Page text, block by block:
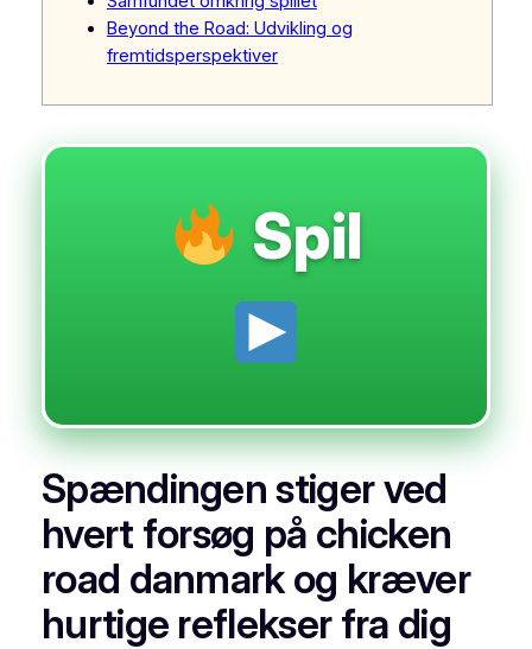
Beyond the Road: Udvikling og
fremtidsperspektiver
Spil
Spændingen stiger ved
hvert forsøg på chicken
road danmark og kræver
hurtige reflekser fra dig